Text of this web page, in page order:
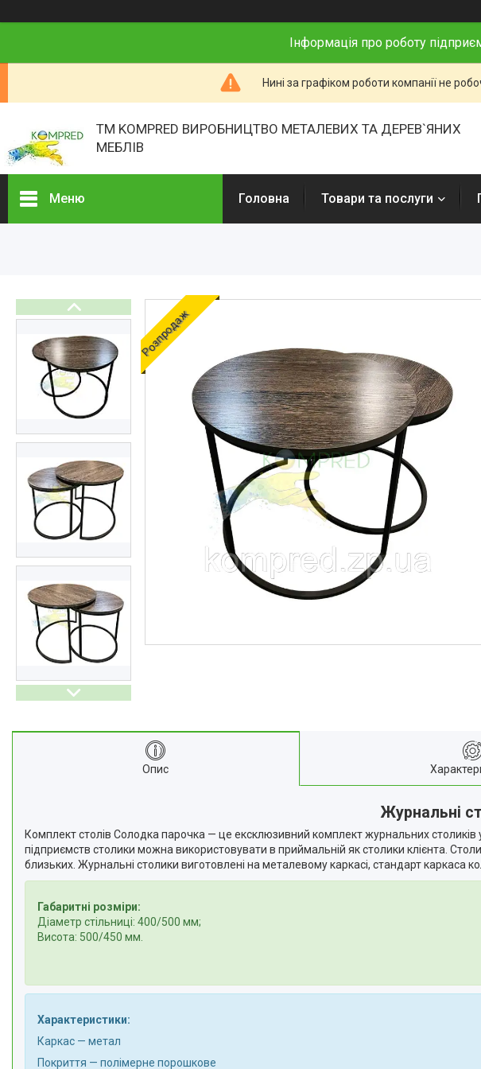
Інформація про роботу
Нині за графіком роботи компанії не
ТМ KOMPRED ВИРОБНИЦТВО МЕТАЛЕВИХ ТА ДЕРЕВ`ЯНИХ
МЕБЛІВ
Меню
Презентації
Реєстраційні документи
Головна Товари та послуги
Розпродаж
Опис
Журнальні
Комплект столів Солодка парочка — це ексклюзивний комплект журнальних
підприємств столики можна використовувати в приймальній як столики клієнта.
близьких. Журнальні столики виготовлені на металевому каркасі, стандарт каркаса
Габаритні розміри:
Діаметр стільниці: 400/500 мм;
Висота: 500/450 мм.
Характеристики:
Каркас — метал
Покриття — полімерне порошкове